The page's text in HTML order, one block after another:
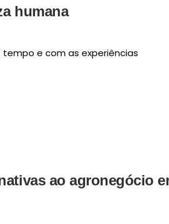
humana
e com as experiências
ao agronegócio